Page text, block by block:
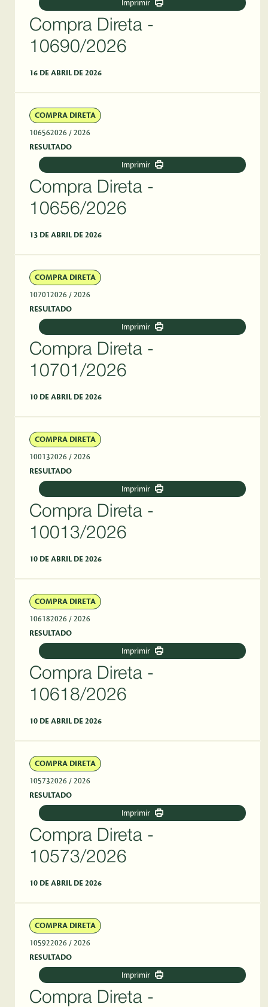
Imprimir
Compra Direta -
10690/2026
16 DE ABRIL DE 2026
COMPRA DIRETA
106562026 / 2026
RESULTADO
Imprimir
Compra Direta -
10656/2026
13 DE ABRIL DE 2026
COMPRA DIRETA
107012026 / 2026
RESULTADO
Imprimir
Compra Direta -
10701/2026
10 DE ABRIL DE 2026
COMPRA DIRETA
100132026 / 2026
RESULTADO
Imprimir
Compra Direta -
10013/2026
10 DE ABRIL DE 2026
COMPRA DIRETA
106182026 / 2026
RESULTADO
Imprimir
Compra Direta -
10618/2026
10 DE ABRIL DE 2026
COMPRA DIRETA
105732026 / 2026
RESULTADO
Imprimir
Compra Direta -
10573/2026
10 DE ABRIL DE 2026
COMPRA DIRETA
105922026 / 2026
RESULTADO
Imprimir
Compra Direta -